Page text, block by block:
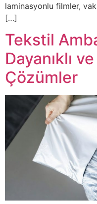
laminasyonlu filmler,
[…]
Tekstil
Dayanıklı
Çözümler